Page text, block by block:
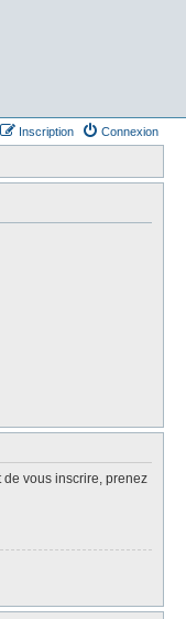
Connexion
Inscription
de vous inscrire, prenez